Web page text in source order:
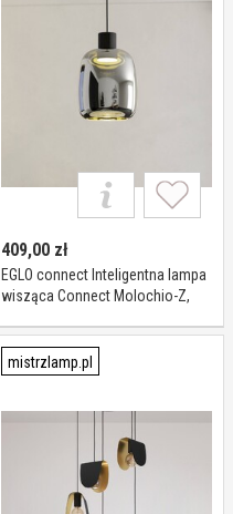
409,00 zł
EGLO connect Inteligentna lampa
wisząca Connect Molochio-Z,
salon / jadalnia, metal,
nowoczesny
mistrzlamp.pl